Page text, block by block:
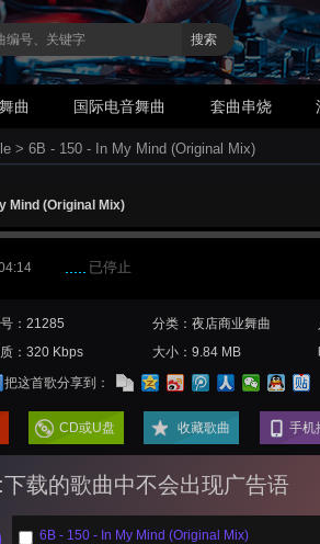
搜索
曲 国际电音舞曲 套曲串烧
> 6B - 150 - In My Mind (Original Mix)
Mind (Original Mix)
已停止
：21285 分类：夜店商业舞曲
：320 Kbps
大小：9.84 MB
把这首歌分享到：
CD或U盘 收藏歌曲 手机
载的歌曲中不会出现广告语
6B - 150 - In My Mind (Original Mix)